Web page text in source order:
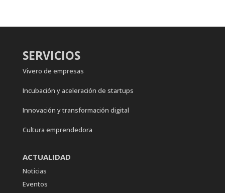
SERVICIOS
Vivero de empresas
Incubación y aceleración de startups
Innovación y transformación digital
Cultura emprendedora
ACTUALIDAD
Noticias
Eventos